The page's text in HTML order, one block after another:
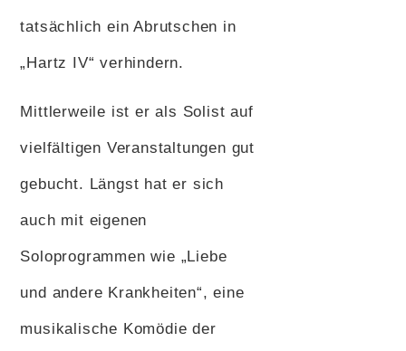
tatsächlich ein Abrutschen in
„Hartz IV“ verhindern.
Mittlerweile ist er als Solist auf
vielfältigen Veranstaltungen gut
gebucht. Längst hat er sich
auch mit eigenen
Soloprogrammen wie „Liebe
und andere Krankheiten“, eine
musikalische Komödie der